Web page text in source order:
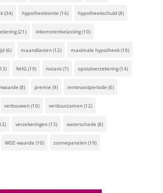
(34) hypotheekrente (16) hypotheekschuld(8)
(21) inkomstenbelasting(10)
(6) maandlasten(12) maximale hypotheek(10)
NHG(19) notaris(7) opstalverzekering(14)
(8) premie (9) rentevastperiode (6)
verbouwen(10) verduurzamen(12)
verzekeringen(13) waterschade (8)
WOZ-waarde (10) zonnepanelen(19)